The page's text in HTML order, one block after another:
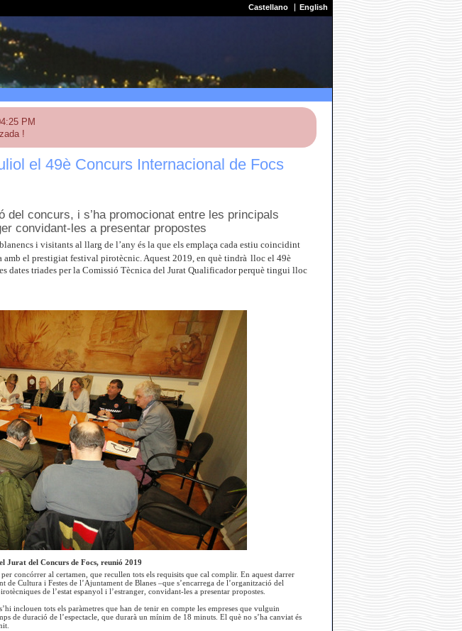
Castellano English
PM
!
el 49è Concurs Internacional de Focs
del concurs, i s’ha promocionat entre les principals
convidant-les a presentar propostes
i visitants al llarg de l’any és la que els emplaça cada estiu coincidint
amb el prestigiat festival pirotècnic. Aquest 2019, en què tindrà lloc el 49è
dates triades per la Comissió Tècnica del Jurat Qualificador perquè tingui lloc
Jurat del Concurs de Focs, reunió 2019
concórrer al certamen, que recullen tots els requisits que cal complir. En aquest darrer
Cultura i Festes de l’Ajuntament de Blanes –que s’encarrega de l’organització del
de l’estat espanyol i l’estranger, convidant-les a presentar propostes.
inclouen tots els paràmetres que han de tenir en compte les empreses que vulguin
de duració de l’espectacle, que durarà un mínim de 18 minuts. El què no s’ha canviat és